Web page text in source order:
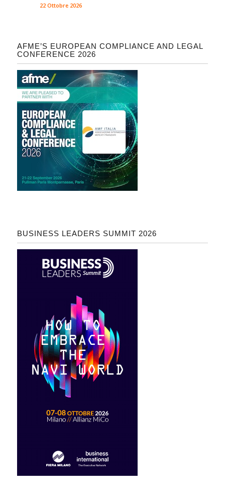
22 Ottobre 2026
AFME’S EUROPEAN COMPLIANCE AND LEGAL
CONFERENCE 2026
BUSINESS LEADERS SUMMIT 2026